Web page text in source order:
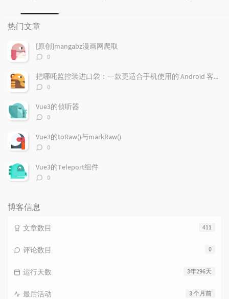
热
门
文
章
论
热门文章
[原创]mangabz漫画网爬取
评
数：
0
把哪吒监控装进口袋：一款更适合手机使用的 Android 客户端
评
数：
0
Vue3的侦听器
评
数：
0
Vue3的toRaw()与markRaw()
评
数：
0
Vue3的Teleport组件
评
0
博客信息
411
文章数目
0
评论数目
3年296天
运行天数
3 个月前
最后活动